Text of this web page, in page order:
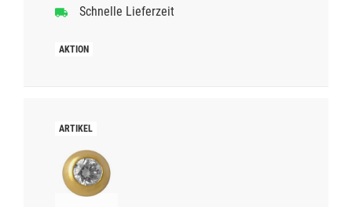
Schnelle Lieferzeit